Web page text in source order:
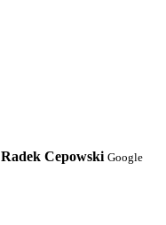
Radek Cepowski Google